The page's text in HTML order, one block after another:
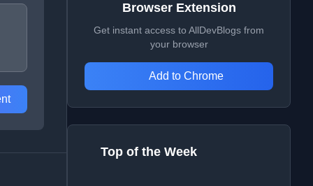
Browser Extension
Get instant access to AllDevBlogs from
your browser
Add to Chrome
Top of the Week